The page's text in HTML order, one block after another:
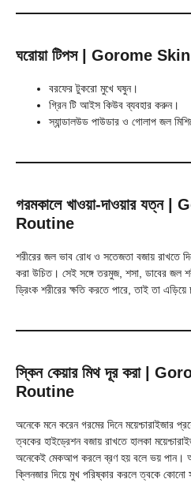
ঘরোয়া টিপস| Gorome
বরফের টুকরো মুখে ঘষুন।
গ্রিন টি আইস কিউব ব্যবহার করুন।
স্যান্ডালউড পাউডার ও গোলাপ জল
গরমকালে খাওয়া-দাওয়ার যত্ন|
Routine
শরীরের জল ভাব রোধ ও সতেজতা বজায় রাখতে
করা উচিত। সেই সঙ্গে তরমুজ, শসা, ডাবের জল
ড্রিংক শরীরের ক্ষতি করতে পারে, তাই তা
স্কিন কেয়ার মিথ দূর করা|
Routine
অনেকে মনে করেন গরমের দিনে ময়েশ্চারাইজার
ত্বকের হাইড্রেশন বজায় রাখতে হালকা
অনেকেই মেকআপ করলে ব্রণ হয় বলে ভয় পান।
ক্লিনজার দিয়ে মুখ পরিষ্কার করলে ত্বকে কোনো